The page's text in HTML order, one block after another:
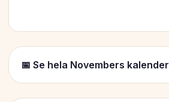
📅 Se hela Novembers kalender